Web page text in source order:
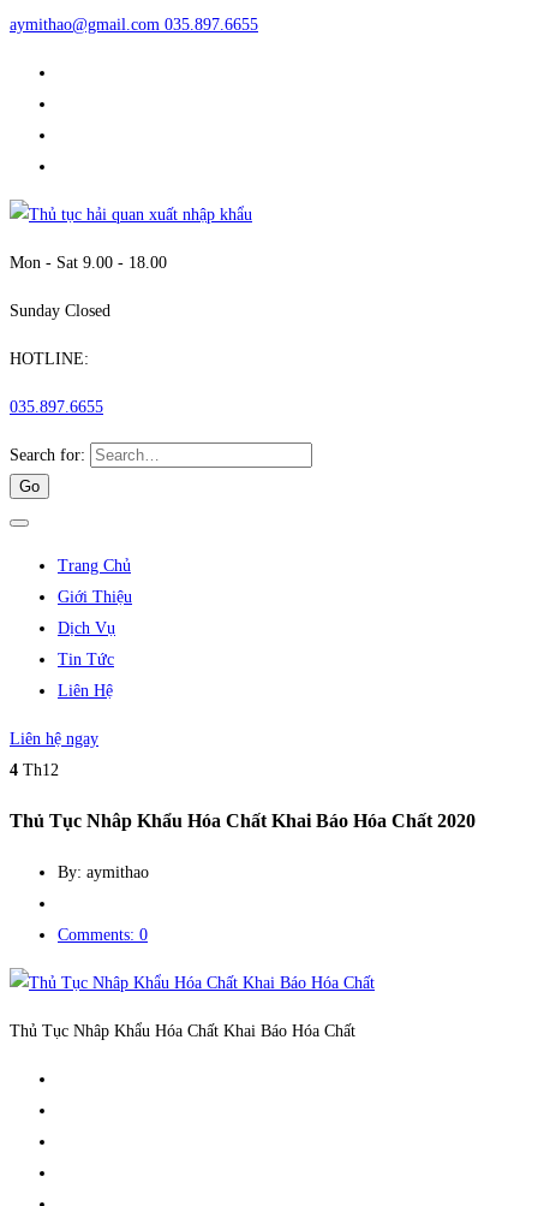
aymithao@gmail.com 035.897.6655
Mon - Sat 9.00 - 18.00
Sunday Closed
HOTLINE:
035.897.6655
Search for:
Trang Chủ
Giới Thiệu
Dịch Vụ
Tin Tức
Liên Hệ
Liên hệ ngay
4 Th12
Thủ Tục Nhâp Khẩu Hóa Chất Khai Báo Hóa Chất 2020
By: aymithao
Comments: 0
Thủ Tục Nhâp Khẩu Hóa Chất Khai Báo Hóa Chất